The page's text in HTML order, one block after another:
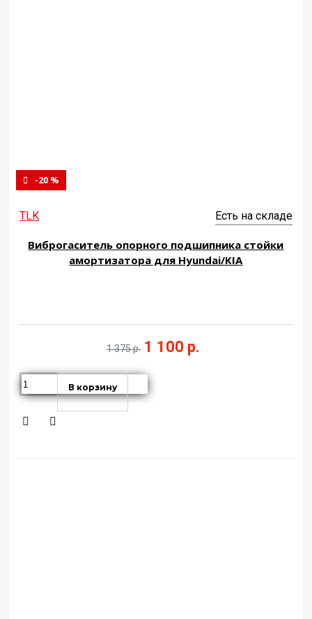
-20 %
TLK Есть на складе
Виброгаситель опорного подшипника стойки
амортизатора для Hyundai/KIA
1 375 р. 1 100 р.
В корзину